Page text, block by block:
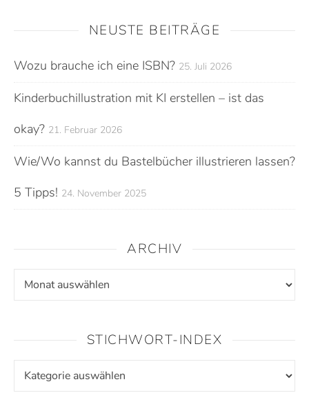
NEUSTE BEITRÄGE
Wozu brauche ich eine ISBN? 25. Juli 2026
Kinderbuchillustration mit KI erstellen – ist das
okay? 21. Februar 2026
Wie/Wo kannst du Bastelbücher illustrieren lassen?
5 Tipps! 24. November 2025
ARCHIV
STICHWORT-INDEX